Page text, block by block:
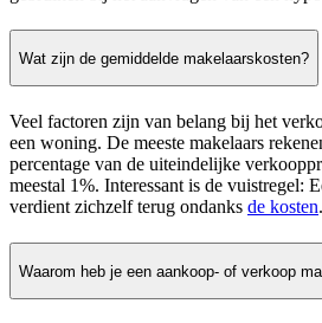
Wat zijn de gemiddelde makelaarskosten?
Veel factoren zijn van belang bij het
een woning. De meeste makelaars
percentage van de uiteindelijke
meestal 1%. Interessant is de vuistregel:
verdient zichzelf terug ondanks de kosten.
Waarom heb je een aankoop- of verkoop